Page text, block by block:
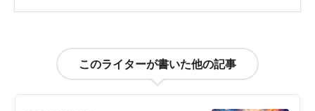
このライターが書いた他の記事